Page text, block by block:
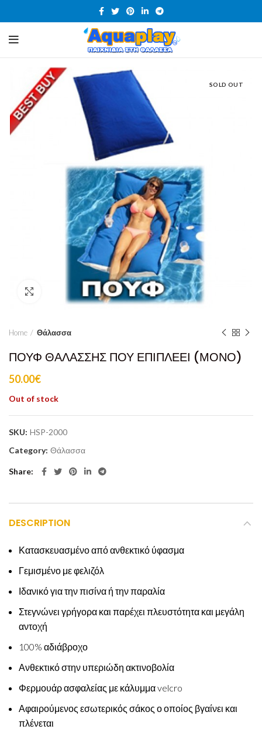
SOLD OUT
Home Θάλασσα
ΠΟΥΦ ΘΑΛΑΣΣΗΣ ΠΟΥ ΕΠΙΠΛΕΕΙ (ΜΟΝΟ)
50.00€
Out of stock
SKU: HSP-2000
Category: Θάλασσα
Share
DESCRIPTION
Κατασκευασμένο από ανθεκτικό ύφασμα
Γεμισμένο με φελιζόλ
Ιδανικό για την πισίνα ή την παραλία
Στεγνώνει γρήγορα και παρέχει πλευστότητα και μεγάλη
αντοχή
100% αδιάβροχο
Ανθεκτικό στην υπεριώδη ακτινοβολία
Φερμουάρ ασφαλείας με κάλυμμα velcro
Αφαιρούμενος εσωτερικός σάκος ο οποίος βγαίνει και
πλένεται